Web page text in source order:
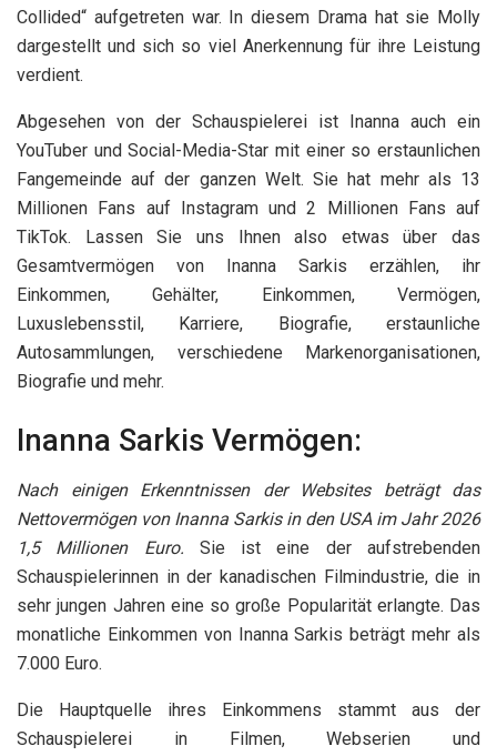
Collided“ aufgetreten war. In diesem Drama hat sie Molly
dargestellt und sich so viel Anerkennung für ihre Leistung
verdient.
Abgesehen von der Schauspielerei ist Inanna auch ein
YouTuber und Social-Media-Star mit einer so erstaunlichen
Fangemeinde auf der ganzen Welt. Sie hat mehr als 13
Millionen Fans auf Instagram und 2 Millionen Fans auf
TikTok. Lassen Sie uns Ihnen also etwas über das
Gesamtvermögen von Inanna Sarkis erzählen, ihr
Einkommen, Gehälter, Einkommen, Vermögen,
Luxuslebensstil, Karriere, Biografie, erstaunliche
Autosammlungen, verschiedene Markenorganisationen,
Biografie und mehr.
Inanna Sarkis Vermögen:
Nach einigen Erkenntnissen der Websites beträgt das
Nettovermögen von Inanna Sarkis in den USA im Jahr 2026
1,5 Millionen Euro. Sie ist eine der aufstrebenden
Schauspielerinnen in der kanadischen Filmindustrie, die in
sehr jungen Jahren eine so große Popularität erlangte. Das
monatliche Einkommen von Inanna Sarkis beträgt mehr als
7.000 Euro.
Die Hauptquelle ihres Einkommens stammt aus der
Schauspielerei in Filmen, Webserien und